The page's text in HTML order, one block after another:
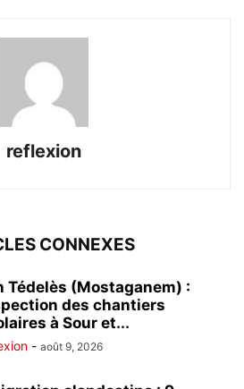
reflexion
CONNEXES
Tédelès (Mostaganem) :
des chantiers
à Sour et...
- août 9, 2026